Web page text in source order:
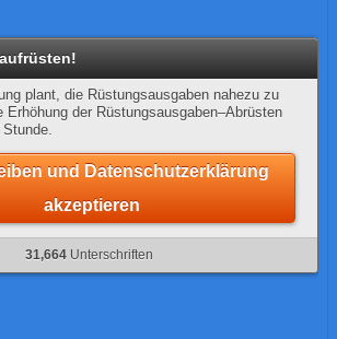
plant, die Rüstungsausgaben nahezu zu
Erhöhung der Rüstungsausgaben–Abrüsten
und Datenschutzerklärung
akzeptieren
31,664 Unterschriften